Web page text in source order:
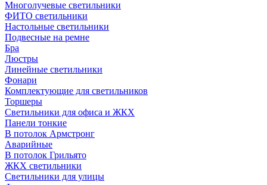
Многолучевые светильники
ФИТО светильники
Настольные светильники
Подвесные на ремне
Бра
Люстры
Линейные светильники
Фонари
Комплектующие для светильников
Торшеры
Светильники для офиса и ЖКХ
Панели тонкие
В потолок Армстронг
Аварийные
В потолок Грильято
ЖКХ светильники
Светильники для улицы